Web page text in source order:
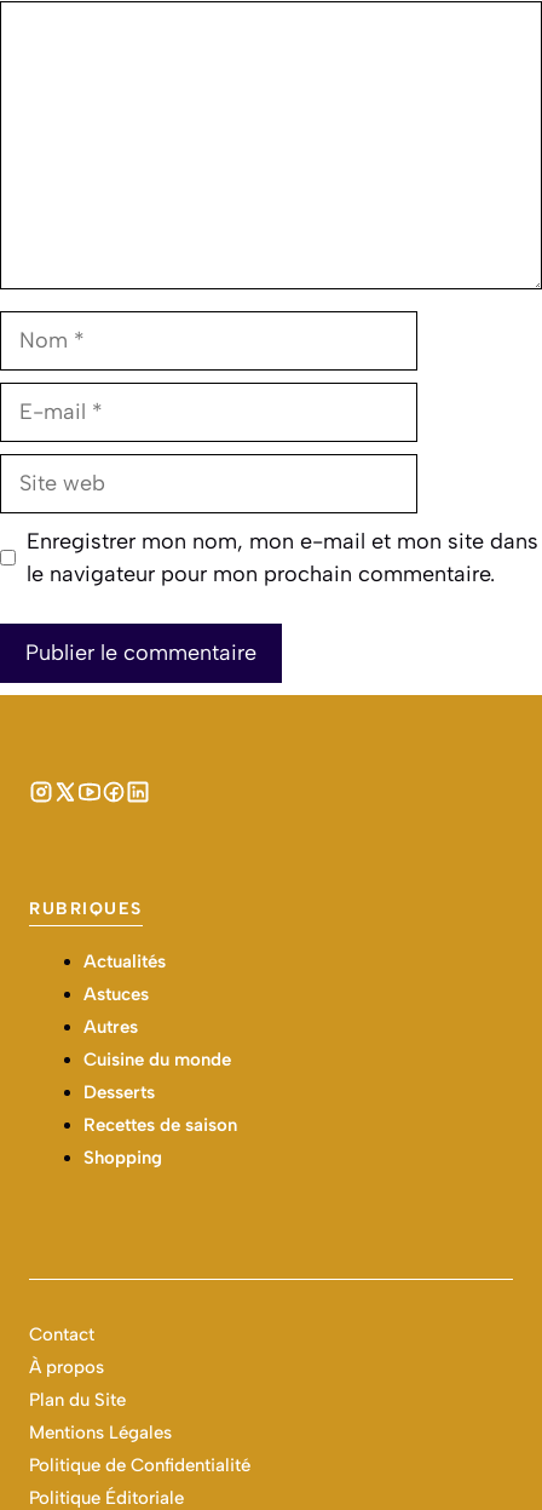
Nom
E-
Site
Enregistrer mon nom, mon e-mail et mon site dans
le navigateur pour mon prochain commentaire.
RUBRIQUES
Actualités
Astuces
Autres
Cuisine du monde
Desserts
Recettes de saison
Shopping
Contact
À propos
Plan du Site
Mentions Légales
Politique de Confidentialité
Politique Éditoriale